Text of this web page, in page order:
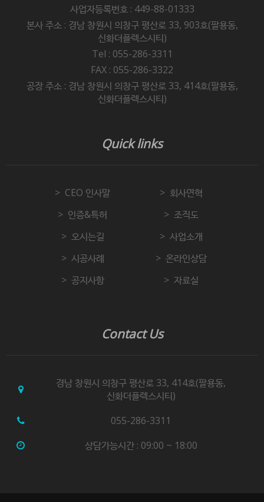
사업자등록번호 : 449-88-01333
본사 주소 : 경남 창원시 의창구 평산로 33, 903호(팔용동,
신화더플렉스시티)
Tel : 055-286-3311
FAX : 055-286-3322
공장 주소 : 경남 창원시 의창구 평산로 33, 414호(팔용동,
신화더플렉스시티)
Quick links
CEO 인사말
회사연혁
인증&특허
조직도
오시는길
사업소개
시공사례
온라인상담
공지사항
자료실
Contact Us
경남 창원시 의창구 평산로 33, 414호(팔용동,
신화더플렉스시티)
055-286-3311
상담가능시간 : 09:00 ~ 18:00